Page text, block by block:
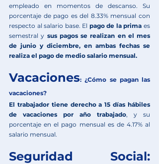
empleado en momentos de descanso. Su
porcentaje de pago es del 8.33% mensual con
respecto al salario base. El pago de la prima es
semestral y sus pagos se realizan en el mes
de junio y diciembre, en ambas fechas se
realiza el pago de medio salario mensual.
Vacaciones: ¿Cómo se pagan las
vacaciones?
El trabajador tiene derecho a 15 días hábiles
de vacaciones por año trabajado, y su
porcentaje en el pago mensual es de 4.17% al
salario mensual.
Seguridad Social: